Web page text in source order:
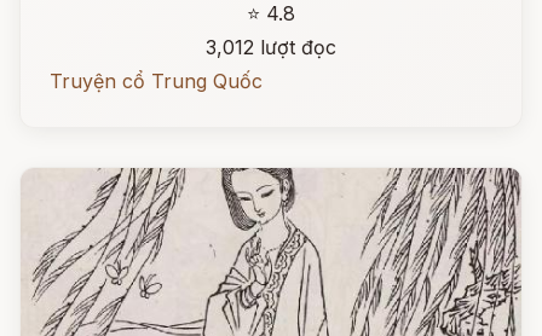
⭐ 4.8
3,012 lượt đọc
Truyện cổ Trung Quốc